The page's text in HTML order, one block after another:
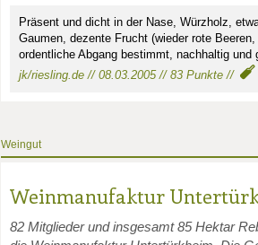
Präsent und dicht in der Nase, Würzholz,
Gaumen, dezente Frucht (wieder rote
ordentliche Abgang bestimmt, nachhaltig und
jk/riesling.de // 08.03.2005 // 83 Punkte //
Weingut
Weinmanufaktur
82 Mitglieder und insgesamt 85 Hektar